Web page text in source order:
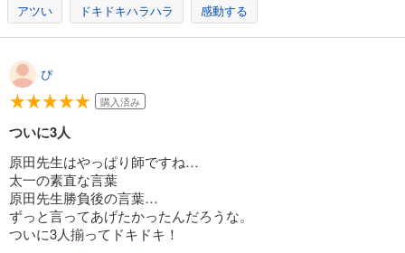
ちはやふる（４６）
ちはやふる（４７）
594円 (税込)
完結
アツい ドキドキハラハラ 感動する
ぴ
購入済み
ついに3人
原田先生はやっぱり師ですね…
太一の素直な言葉
原田先生勝負後の言葉…
ずっと言ってあげたかったんだろうな。
ついに3人揃ってドキドキ！